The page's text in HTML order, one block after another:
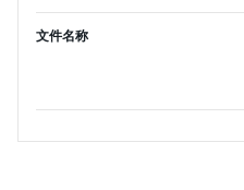
文件名称